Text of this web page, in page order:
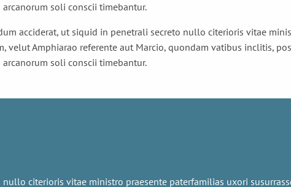
arcanorum soli conscii timebantur.
acciderat, ut siquid in penetrali secreto nullo citerioris vitae
velut Amphiarao referente aut Marcio, quondam vatibus inclitis,
arcanorum soli conscii timebantur.
citerioris vitae ministro praesente paterfamilias uxori